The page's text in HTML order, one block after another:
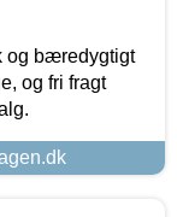
og bæredygtigt
og fri fragt